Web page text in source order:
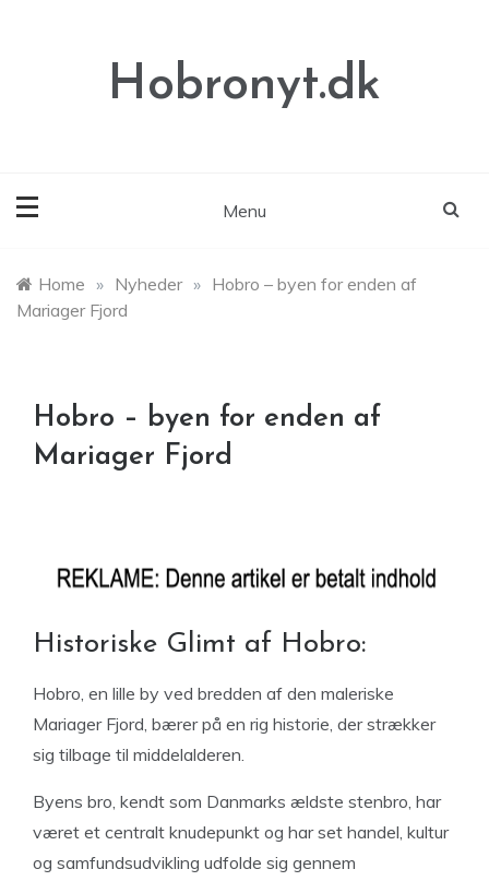
Hobronyt.dk
Menu
Home » Nyheder » Hobro – byen for enden af
Mariager Fjord
Hobro – byen for enden af
Mariager Fjord
Historiske Glimt af Hobro:
Hobro, en lille by ved bredden af den maleriske
Mariager Fjord, bærer på en rig historie, der strækker
sig tilbage til middelalderen.
Byens bro, kendt som Danmarks ældste stenbro, har
været et centralt knudepunkt og har set handel, kultur
og samfundsudvikling udfolde sig gennem